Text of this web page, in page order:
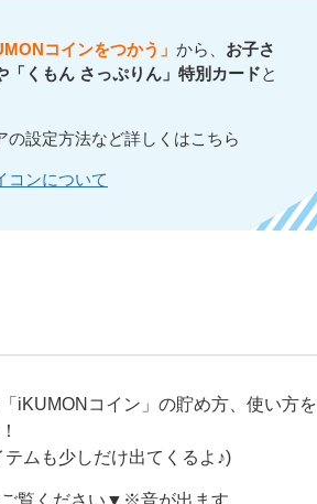
コインをつかう」 から、 お子さ
「くもん さっぷりん」特別カードと
設定方法など詳しくはこちら
コンについて
iKUMONコイン」の貯め方、使い方を
テムも少しだけ出てくるよ♪)
覧ください▼※音が出ます